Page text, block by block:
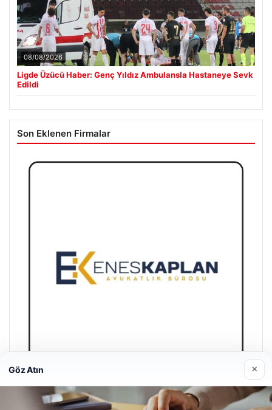
08/08/2026
Ligde Üzücü Haber: Genç Yıldız Ambulansla Hastaneye Sevk
Edildi
Son Eklenen Firmalar
Enes Kaplan Avukatlık Bürosu
Göz Atın ×